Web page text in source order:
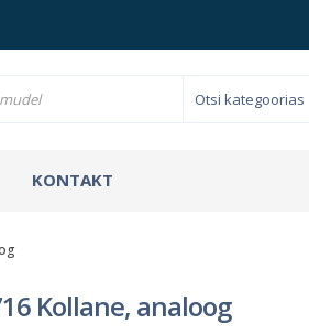
KONTAKT
Kollane, analoog